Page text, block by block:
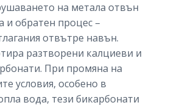
на метала отвън
и обратен процес –
отвътре навън.
разтворени калциеви и
При промяна на
условия, особено в
вода, тези бикарбонати